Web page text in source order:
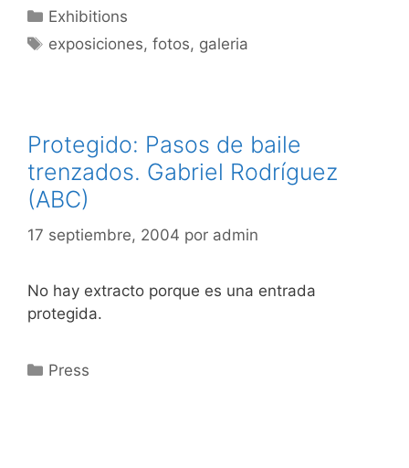
Categorías
Exhibitions
Etiquetas
exposiciones,fotos, galeria
Protegido: Pasos de baile
trenzados. Gabriel Rodríguez
(ABC)
17 septiembre, 2004 por admin
No hay extracto porque es una entrada
protegida.
Categorías
Press